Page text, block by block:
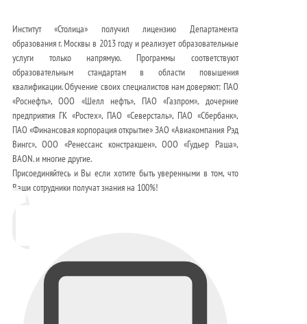
Институт «Столица» получил лицензию Департамента
образования г. Москвы в 2013 году и реализует образовательные
услуги только напрямую. Программы соответствуют
образовательным стандартам в области повышения
квалификации. Обучение своих специалистов нам доверяют: ПАО
«Роснефть», ООО «Шелл нефть», ПАО «Газпром», дочерние
предприятия ГК «Ростех», ПАО «Северсталь», ПАО «Сбербанк»,
ПАО «Финансовая корпорация открытие» ЗАО «Авиакомпания Рэд
Вингс», ООО «Ренессанс констракшен», ООО «Гудьер Раша»,
BAON. и многие другие.
Присоединяйтесь и Вы если хотите быть уверенными в том, что
Ваши сотрудники получат знания на 100%!